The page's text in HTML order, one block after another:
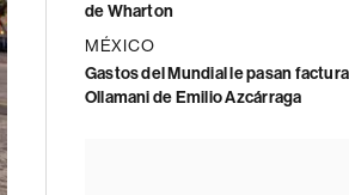
de Wharton
MÉXICO
Gastos del Mundial le pasan
Ollamani de Emilio Azcárraga